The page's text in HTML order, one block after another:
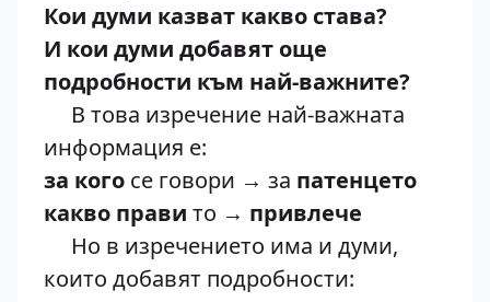
Кои думи казват какво става?
И кои думи добавят още
подробности към най-важните?
В това изречение най-важната
информация е:
за кого се говори → за патенцето
какво прави то → привлече
Но в изречението има и думи,
които добавят подробности: